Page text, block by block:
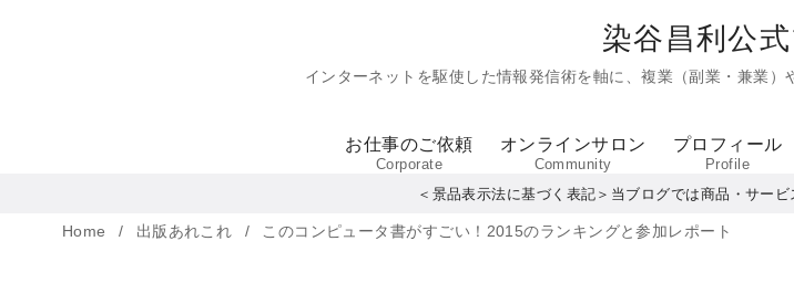
染谷昌利公
インターネットを駆使した情報発信術を軸に、複業（副業・兼業）
お仕事のご依頼
Corporate
オンラインサロン
Community
プロフィール
Profile
＜景品表示法に基づく表記＞当ブログでは商品・サー
Home 出版あれこれ このコンピュータ書がすごい！2015のランキングと参加レポート